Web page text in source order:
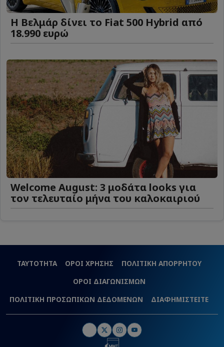
Η Βελμάρ δίνει το Fiat 500 Hybrid από
18.990 ευρώ
Welcome August: 3 μοδάτα looks για
τον τελευταίο μήνα του καλοκαιριού
ΤΑΥΤΟΤΗΤΑ ΟΡΟΙ ΧΡΗΣΗΣ
ΠΟΛΙΤΙΚΗ ΑΠΟΡΡΗΤΟΥ
ΟΡΟΙ ΔΙΑΓΩΝΙΣΜΩΝ
ΠΟΛΙΤΙΚΗ ΠΡΟΣΩΠΙΚΩΝ ΔΕΔΟΜΕΝΩΝ
ΔΙΑΦΗΜΙΣΤΕΙΤΕ